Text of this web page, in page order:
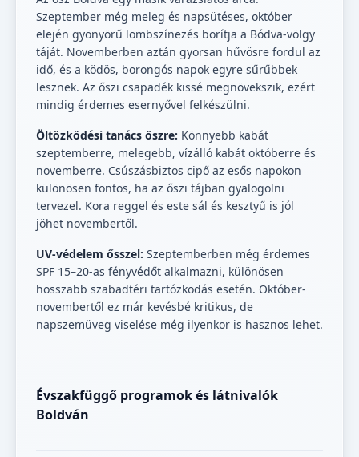
Szeptember még meleg és napsütéses, október
elején gyönyörű lombszínezés borítja a Bódva-völgy
táját. Novemberben aztán gyorsan hűvösre fordul az
idő, és a ködös, borongós napok egyre sűrűbbek
lesznek. Az őszi csapadék kissé megnövekszik, ezért
mindig érdemes esernyővel felkészülni.
Öltözködési tanács őszre: Könnyebb kabát
szeptemberre, melegebb, vízálló kabát októberre és
novemberre. Csúszásbiztos cipő az esős napokon
különösen fontos, ha az őszi tájban gyalogolni
tervezel. Kora reggel és este sál és kesztyű is jól
jöhet novembertől.
UV-védelem ősszel: Szeptemberben még érdemes
SPF 15–20-as fényvédőt alkalmazni, különösen
hosszabb szabadtéri tartózkodás esetén. Október-
novembertől ez már kevésbé kritikus, de
napszemüveg viselése még ilyenkor is hasznos lehet.
Évszakfüggő programok és látnivalók
Boldván